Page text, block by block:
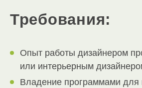
Требования:
Опыт работы дизайнером
или интерьерным
Владение программами для